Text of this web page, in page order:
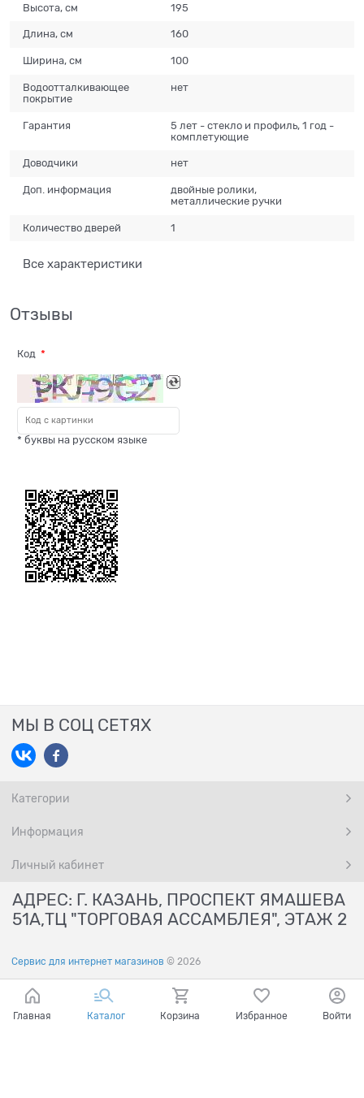
Высота, см 195
Длина, см 160
Ширина, см 100
Водоотталкивающее
покрытие
нет
Гарантия
5 лет - стекло и профиль, 1 год -
комплетующие
Доводчики нет
Доп. информация
двойные ролики,
металлические ручки
Количество дверей 1
Все характеристики
Отзывы
Код
* буквы на русском языке
МЫ В СОЦ СЕТЯХ
Категории
Информация
Личный кабинет
АДРЕС: Г. КАЗАНЬ, ПРОСПЕКТ ЯМАШЕВА
51А,ТЦ "ТОРГОВАЯ АССАМБЛЕЯ", ЭТАЖ 2
Сервис для интернет магазинов © 2026
Главная Каталог Корзина Избранное Войти